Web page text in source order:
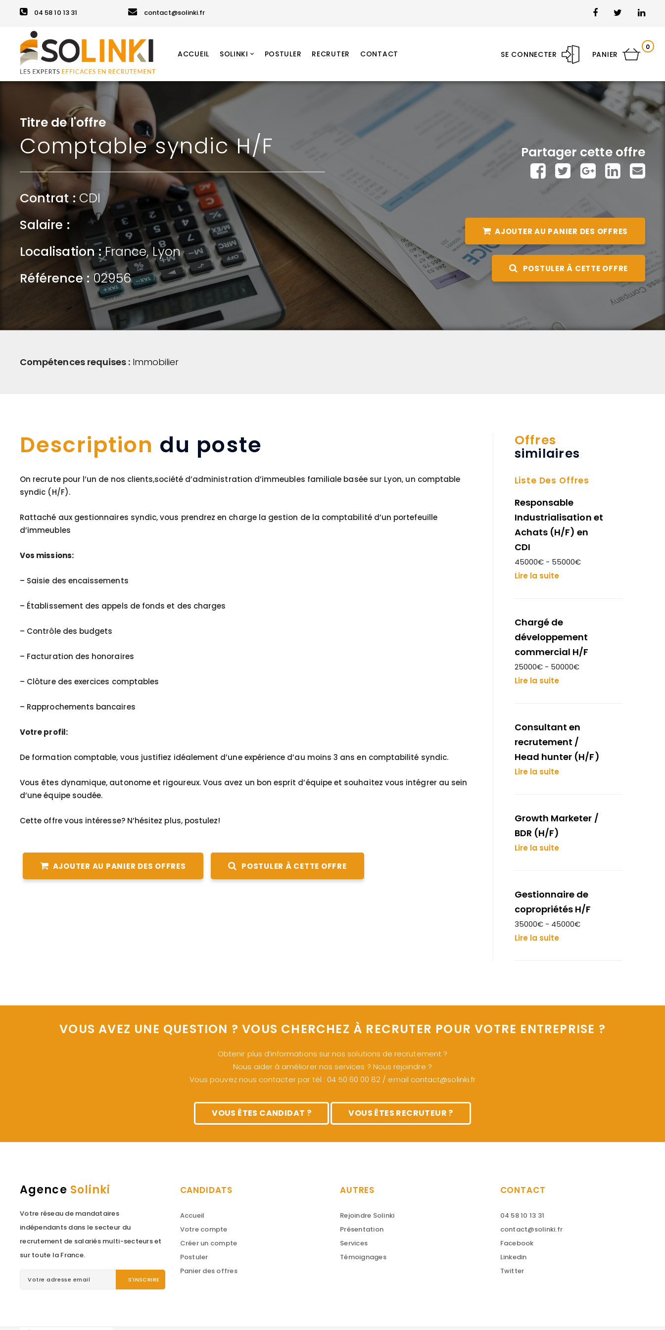
04 58 10 13 31 contact@solinki.fr
SE CONNECTER PANIER
0
ACCUEIL SOLINKI POSTULER RECRUTER CONTACT
Titre de l'offre
Comptable syndic H/F
Contrat : CDI
Salaire :
Localisation : France,Lyon
Référence : 02956
Partager cette offre
AJOUTER AU PANIER DES OFFRES
POSTULER À CETTE OFFRE
Compétences requises : Immobilier
Description du poste
On recrute pour l’un de nos clients,société d’administration d’immeubles familiale basée sur Lyon, un comptable
syndic (H/F).
Rattaché aux gestionnaires syndic, vous prendrez en charge la gestion de la comptabilité d’un portefeuille
d’immeubles
Vos missions:
– Saisie des encaissements
– Établissement des appels de fonds et des charges
– Contrôle des budgets
– Facturation des honoraires
– Clôture des exercices comptables
– Rapprochements bancaires
Votre profil:
De formation comptable, vous justifiez idéalement d’une expérience d’au moins 3 ans en comptabilité syndic.
Vous êtes dynamique, autonome et rigoureux. Vous avez un bon esprit d’équipe et souhaitez vous intégrer au sein
d’une équipe soudée.
Cette offre vous intéresse? N’hésitez plus, postulez!
AJOUTER AU PANIER DES OFFRES POSTULER À CETTE OFFRE
Offres
similaires
Liste Des Offres
Responsable
Industrialisation et
Achats (H/F) en
CDI
45000€ - 55000€
Lire la suite
Chargé de
développement
commercial H/F
25000€ - 50000€
Lire la suite
Consultant en
recrutement /
Head hunter (H/F)
Lire la suite
Growth Marketer /
BDR (H/F)
Lire la suite
Gestionnaire de
copropriétés H/F
35000€ - 45000€
Lire la suite
VOUS AVEZ UNE QUESTION ? VOUS CHERCHEZ À RECRUTER POUR VOTRE ENTREPRISE ?
Obtenir plus d’informations sur nos solutions de recrutement ?
Nous aider à améliorer nos services ? Nous rejoindre ?
Vous pouvez nous contacter par tél : 04 50 60 00 82 / email contact@solinki.fr
VOUS ÊTES CANDIDAT ? VOUS ÊTES RECRUTEUR ?
Agence Solinki
Votre réseau de mandataires
indépendants dans le secteur du
recrutement de salariés multi-secteurs et
sur toute la France.
CANDIDATS
Accueil
Votre compte
Créer un compte
Postuler
Panier des offres
AUTRES
Rejoindre Solinki
Présentation
Services
Témoignages
CONTACT
04 58 10 13 31
contact@solinki.fr
Facebook
Linkedin
Twitter